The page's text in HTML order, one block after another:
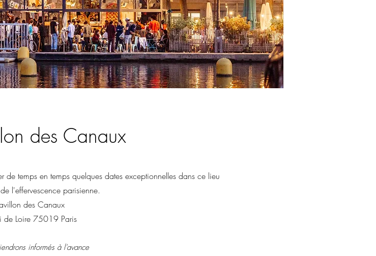
des Canaux
temps en temps quelques dates exceptionnelles dans ce lieu
l'effervescence parisienne.
des Canaux
de Loire 75019 Paris
informés à l'avance